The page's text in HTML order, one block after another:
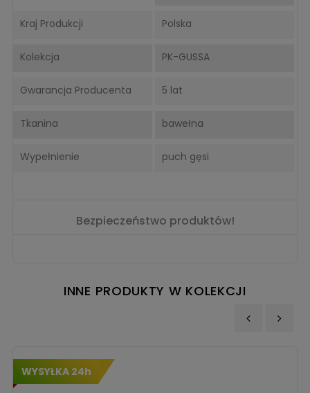
Kraj Produkcji Polska
Kolekcja PK-GUSSA
Gwarancja Producenta 5 lat
Tkanina bawełna
Wypełnienie puch gęsi
Bezpieczeństwo produktów!
INNE PRODUKTY W KOLEKCJI
WYSYŁKA 24h